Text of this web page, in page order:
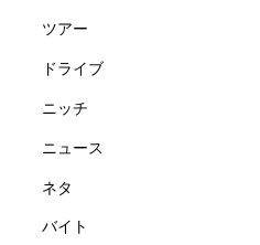
ツアー
ドライブ
ニッチ
ニュース
ネタ
バイト